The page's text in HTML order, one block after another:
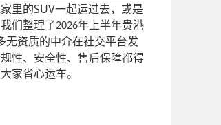
里的SUV一起运过去，或是
们整理了2026年上半年贵港
无资质的中介在社交平台发
性、安全性、售后保障都得
家省心运车。